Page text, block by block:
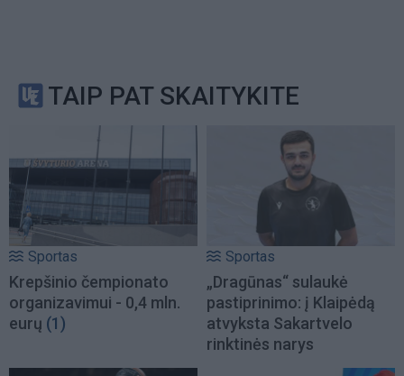
TAIP PAT SKAITYKITE
Sportas
Krepšinio čempionato
organizavimui - 0,4 mln.
eurų (1)
Sportas
„Dragūnas“ sulaukė
pastiprinimo: į Klaipėdą
atvyksta Sakartvelo
rinktinės narys